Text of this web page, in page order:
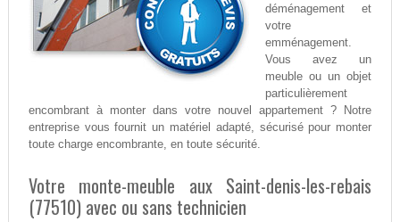
déménagement et
votre
emménagement.
Vous avez un
meuble ou un objet
particulièrement
encombrant à monter dans votre nouvel appartement ? Notre
entreprise vous fournit un matériel adapté, sécurisé pour monter
toute charge encombrante, en toute sécurité.
Votre monte-meuble aux Saint-denis-les-rebais
(77510) avec ou sans technicien